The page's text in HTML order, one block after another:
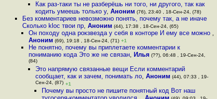
Как раз-таки ты не разберёшь ни того, ни другого, так как
кодить умеешь только у, Аноним (76), 23:40 , 18-Сен-24, (78)
Без комментариев невозможно понять, почему так, а не иначе
Сколько kloc твои пр, Аноним (44), 17:38 , 18-Сен-24, (65)
Он походу одна рокзвезда у себя в конторе И ему все можно ,
Аноним (69), 19:18 , 18-Сен-24, (71) +1
Не понятно, почему вы приплетаете комментарии к
пониманию кода Это же не связан, Илья (??), 06:48 , 19-Сен-24,
(84)
Это напрямую связанные вещи Если комментарий
сообщает, как и зачем, понимать ло, Аноним (44), 07:33 , 19-
Сен-24, (87) +1
Почему вы просто не пишите понятный код Вот наш